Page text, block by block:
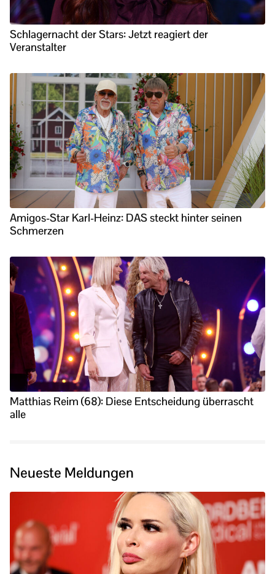
Schlagernacht der Stars: Jetzt reagiert der
Veranstalter
Amigos-Star Karl-Heinz: DAS steckt hinter seinen
Schmerzen
Matthias Reim (68): Diese Entscheidung überrascht
alle
Neueste Meldungen